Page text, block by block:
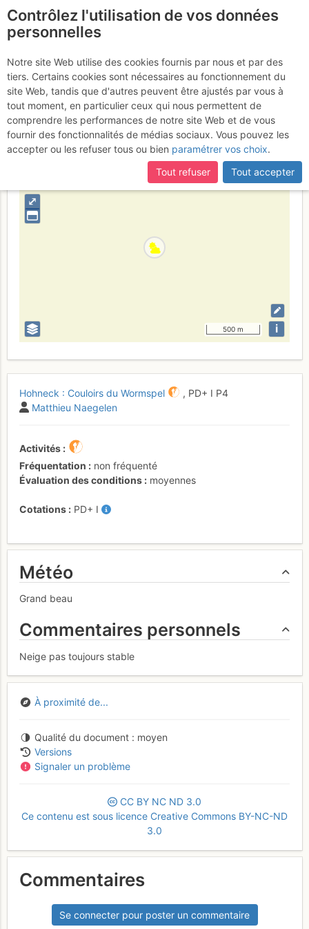
Hohneck : Couloirs du
Wormspel
Lundi 13 février 2017
France Haut-Rhin Vosges
⤢
500 m i
Hohneck : Couloirs du Wormspel , PD+ I P4
Matthieu Naegelen
Activités
Fréquentation
non fréquenté
Évaluation des conditions
moyennes
Cotations PD+ I
Météo
Grand beau
Commentaires personnels
Neige pas toujours stable
À proximité de...
Qualité du document
moyen
Versions
Signaler un problème
CC BY NC ND 3.0
Ce contenu est sous licence Creative Commons BY-NC-ND
3.0
Commentaires
Se connecter pour poster un commentaire
Contrôlez l'utilisation de vos données
personnelles
Notre site Web utilise des cookies fournis par nous et par des
tiers. Certains cookies sont nécessaires au fonctionnement du
site Web, tandis que d'autres peuvent être ajustés par vous à
tout moment, en particulier ceux qui nous permettent de
comprendre les performances de notre site Web et de vous
fournir des fonctionnalités de médias sociaux. Vous pouvez les
accepter ou les refuser tous ou bien paramétrer vos choix.
Tout refuser
Tout accepter